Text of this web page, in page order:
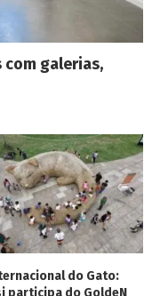
com galerias,
do Gato:
participa do GoldeN